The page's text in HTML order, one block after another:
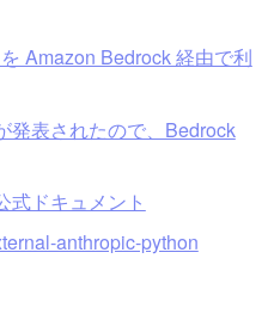
Amazon Bedrock 経由で利
発表されたので、Bedrock
式ドキュメント
anthropic-python